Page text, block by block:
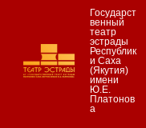
Государст
венный
театр
эстрады
Республик
и Саха
(Якутия)
имени
Ю.Е.
Платонов
а